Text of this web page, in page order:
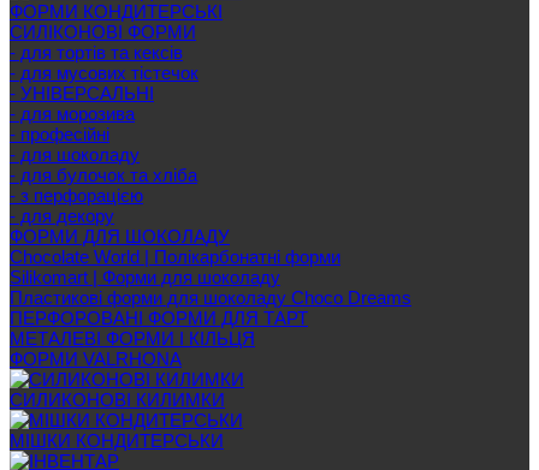
ФОРМИ КОНДИТЕРСЬКІ
СИЛІКОНОВІ ФОРМИ
- для тортів та кексів
- для мусових тістечок
- УНІВЕРСАЛЬНІ
- для морозива
- професійні
- для шоколаду
- для булочок та хліба
- з перфорацією
- для декору
ФОРМИ ДЛЯ ШОКОЛАДУ
Chocolate World | Полікарбонатні форми
Silikomart | Форми для шоколаду
Пластикові форми для шоколаду Choco Dreams
ПЕРФОРОВАНІ ФОРМИ ДЛЯ ТАРТ
МЕТАЛЕВІ ФОРМИ І КІЛЬЦЯ
ФОРМИ VALRHONA
СИЛИКОНОВІ КИЛИМКИ
МІШКИ КОНДИТЕРСЬКИ